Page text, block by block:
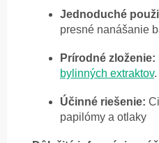
Jednoduché
presné nanášanie
Prírodné zloženie:
bylinných extraktov.
Účinné riešenie:
papilómy a otlaky